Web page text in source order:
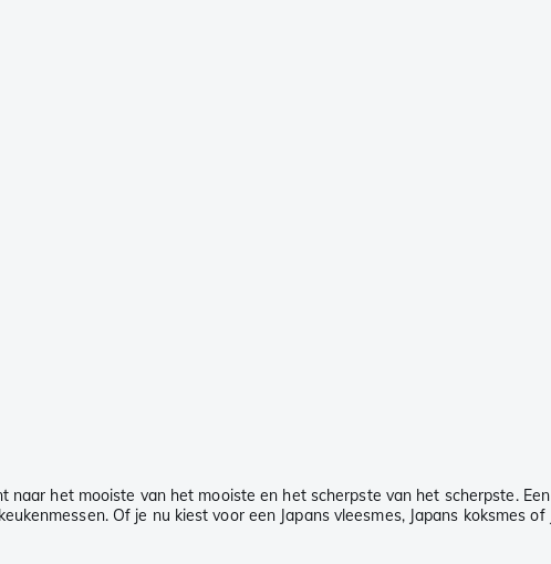
naar het mooiste van het mooiste en het scherpste van het scherpste.
Of je nu kiest voor een Japans vleesmes, Japans koksmes